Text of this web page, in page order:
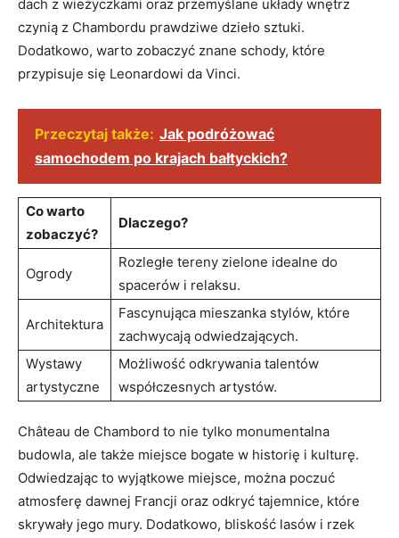
dach z wieżyczkami oraz przemyślane układy wnętrz
czynią z Chambordu prawdziwe dzieło sztuki.
Dodatkowo, warto zobaczyć znane schody, które
przypisuje się Leonardowi da Vinci.
Przeczytaj także: Jak podróżować
samochodem po krajach bałtyckich?
Co warto
zobaczyć?
Dlaczego?
Ogrody
Rozległe tereny zielone idealne do
spacerów i relaksu.
Architektura
Fascynująca mieszanka stylów, które
zachwycają odwiedzających.
Wystawy
artystyczne
Możliwość odkrywania talentów
współczesnych artystów.
Château de Chambord to nie tylko monumentalna
budowla, ale także miejsce bogate w historię i kulturę.
Odwiedzając to wyjątkowe miejsce, można poczuć
atmosferę dawnej Francji oraz odkryć tajemnice, które
skrywały jego mury. Dodatkowo, bliskość lasów i rzek